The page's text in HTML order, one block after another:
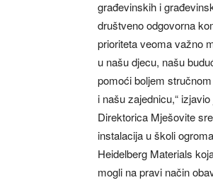
građevinskih i
društveno odgovorna
prioriteta veoma važno
u našu djecu, našu
pomoći boljem
i našu zajednicu,“
Direktorica Mješovite
instalacija u školi
Heidelberg Materials
mogli na pravi način